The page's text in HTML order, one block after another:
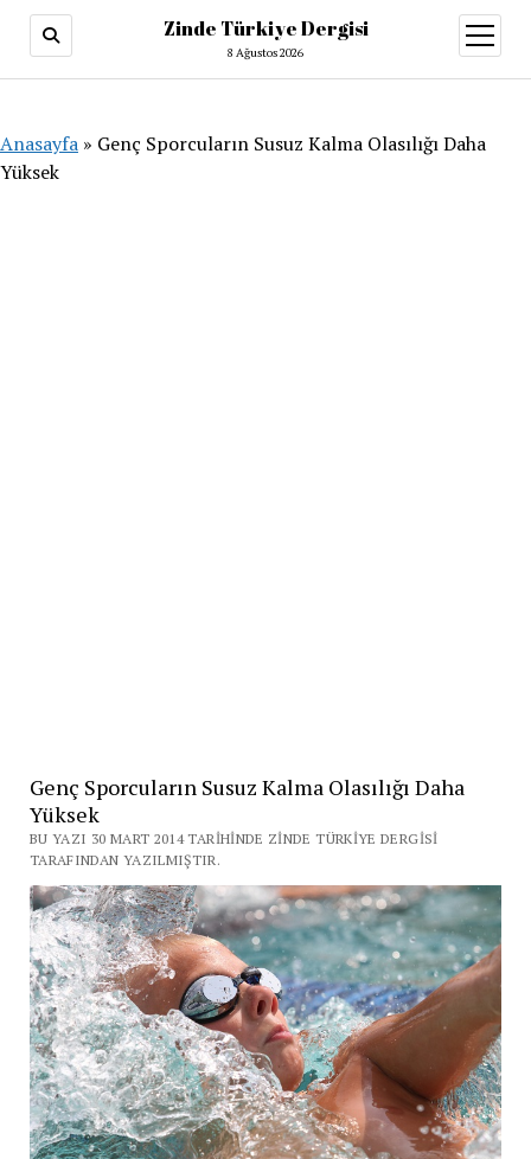
Zinde Türkiye Dergisi
8 Ağustos 2026
aç
Anasayfa » Genç Sporcuların Susuz Kalma Olasılığı Daha
Yüksek
Genç Sporcuların Susuz Kalma Olasılığı Daha
Yüksek
BU YAZI 30 MART 2014 TARIHINDE ZINDE TÜRKIYE DERGISI
TARAFINDAN YAZILMIŞTIR.